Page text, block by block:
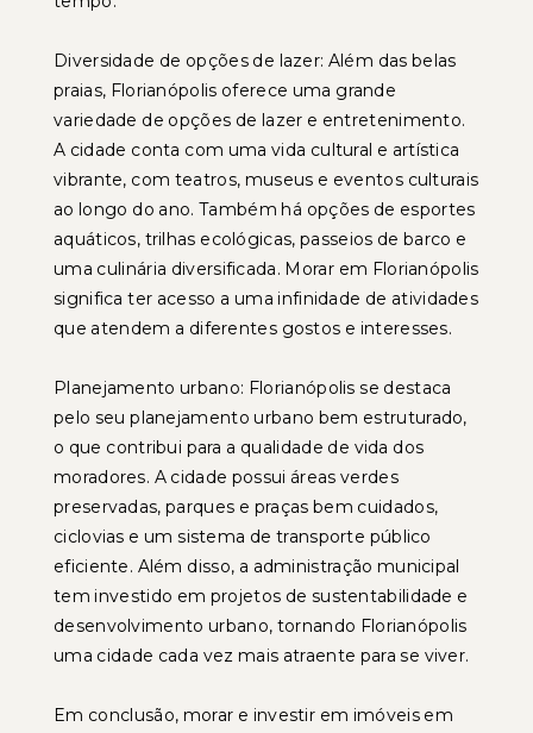
Diversidade de opções de lazer: Além das belas
praias, Florianópolis oferece uma grande
variedade de opções de lazer e entretenimento.
A cidade conta com uma vida cultural e artística
vibrante, com teatros, museus e eventos culturais
ao longo do ano. Também há opções de esportes
aquáticos, trilhas ecológicas, passeios de barco e
uma culinária diversificada. Morar em Florianópolis
significa ter acesso a uma infinidade de atividades
que atendem a diferentes gostos e interesses.
Planejamento urbano: Florianópolis se destaca
pelo seu planejamento urbano bem estruturado,
o que contribui para a qualidade de vida dos
moradores. A cidade possui áreas verdes
preservadas, parques e praças bem cuidados,
ciclovias e um sistema de transporte público
eficiente. Além disso, a administração municipal
tem investido em projetos de sustentabilidade e
desenvolvimento urbano, tornando Florianópolis
uma cidade cada vez mais atraente para se viver.
Em conclusão, morar e investir em imóveis em